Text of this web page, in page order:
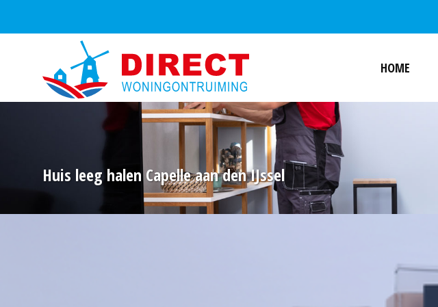
HOME
Huis leeg halen Capelle aan den IJssel